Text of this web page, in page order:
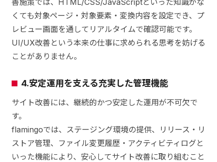
善施策では、HTML/CSS/JavaScriptといった知識がな
くても対象ページ・対象要素・変換内容を設定でき、プ
レビュー画面を通してリアルタイムで確認可能です。
UI/UX改善という本来の仕事に求められる思考を妨げる
ことがありません。
4.安定運用を支える充実した管理機能
サイト改善には、継続的かつ安定した運用が不可欠で
す。
flamingoでは、ステージング環境の提供、リリース・リ
ストア管理、ファイル変更履歴・アクティビティログと
いった機能により、安心してサイト改善に取り組むこと